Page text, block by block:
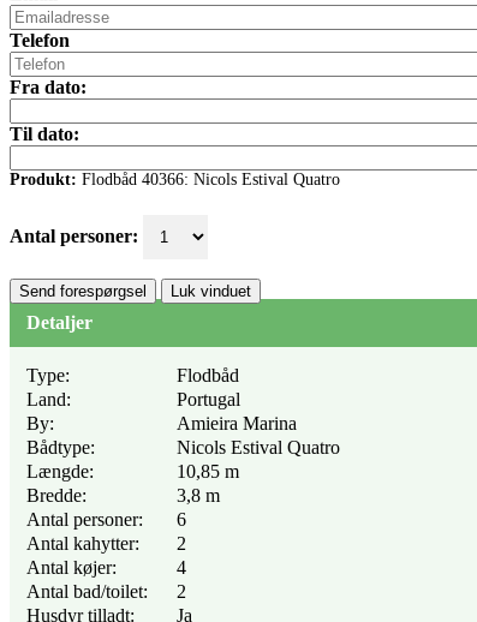
Telefon
Fra dato:
Til dato:
Produkt: Flodbåd 40366: Nicols Estival Quatro
Antal personer:
Send forespørgsel Luk vinduet
Detaljer
Type:
Flodbåd
Land:
Portugal
By:
Amieira Marina
Bådtype:
Nicols Estival Quatro
Længde:
10,85 m
Bredde:
3,8 m
Antal personer:
6
Antal kahytter:
2
Antal køjer:
4
Antal bad/toilet:
2
Husdyr tilladt:
Ja